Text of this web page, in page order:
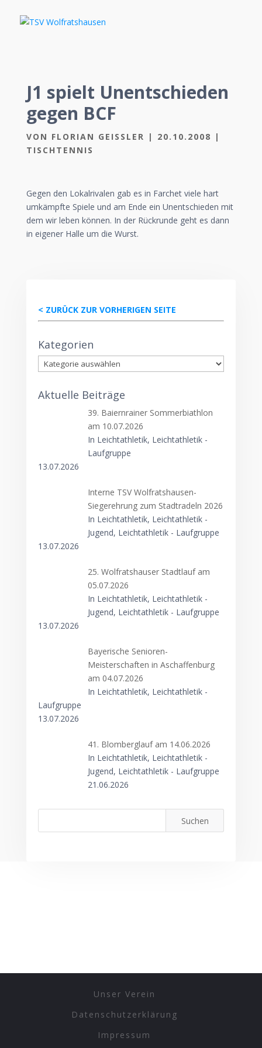
J1 spielt Unentschieden
gegen BCF
VON FLORIAN GEISSLER | 20.10.2008 |
TISCHTENNIS
Gegen den Lokalrivalen gab es in Farchet viele hart
umkämpfte Spiele und am Ende ein Unentschieden mit
dem wir leben können. In der Rückrunde geht es dann
in eigener Halle um die Wurst.
< ZURÜCK ZUR VORHERIGEN SEITE
Kategorien
Kategorien
Aktuelle Beiträge
39. Baiernrainer Sommerbiathlon
am 10.07.2026
In Leichtathletik, Leichtathletik -
Laufgruppe
13.07.2026
Interne TSV Wolfratshausen-
Siegerehrung zum Stadtradeln 2026
In Leichtathletik, Leichtathletik -
Jugend, Leichtathletik - Laufgruppe
13.07.2026
25. Wolfratshauser Stadtlauf am
05.07.2026
In Leichtathletik, Leichtathletik -
Jugend, Leichtathletik - Laufgruppe
13.07.2026
Bayerische Senioren-
Meisterschaften in Aschaffenburg
am 04.07.2026
In Leichtathletik, Leichtathletik -
Laufgruppe
13.07.2026
41. Blomberglauf am 14.06.2026
In Leichtathletik, Leichtathletik -
Jugend, Leichtathletik - Laufgruppe
21.06.2026
Unser Verein
Datenschutzerklärung
Impressum